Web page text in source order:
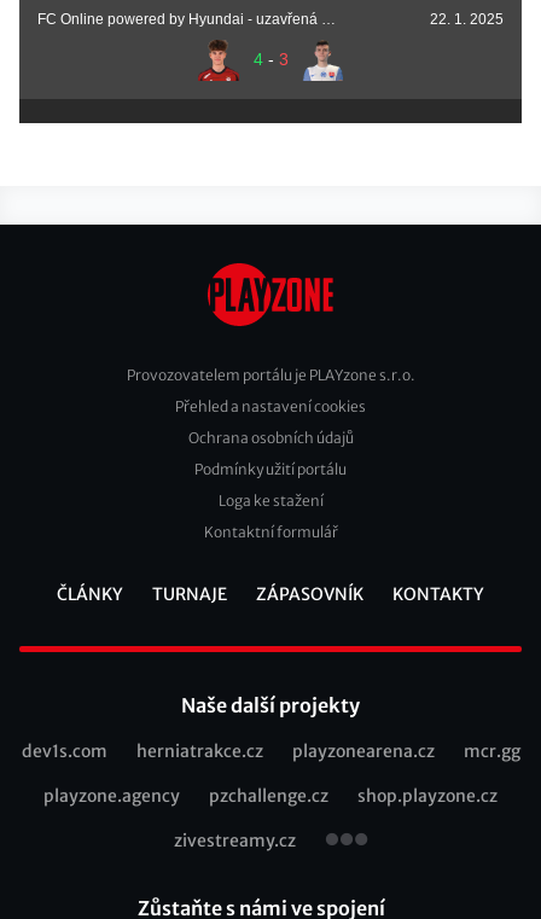
FC Online powered by Hyundai - uzavřená kvalifikace 22. 1. 2025
4- 3
Footer
Provozovatelem portálu je PLAYzone s.r.o.
Přehled a nastavení cookies
Ochrana osobních údajů
Podmínky užití portálu
Loga ke stažení
Kontaktní formulář
ČLÁNKY TURNAJE ZÁPASOVNÍK KONTAKTY
Naše další projekty
Recommended
dev1s.com herniatrakce.cz playzonearena.cz mcr.gg
playzone.agency pzchallenge.cz shop.playzone.cz
zivestreamy.cz
Zůstaňte s námi ve spojení